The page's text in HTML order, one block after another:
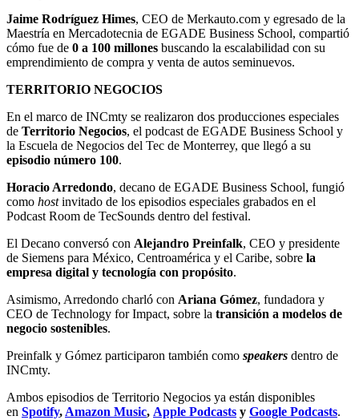
Jaime Rodríguez Himes, CEO de Merkauto.com y egresado de la
Maestría en Mercadotecnia de EGADE Business School, compartió
cómo fue de 0 a 100 millones buscando la escalabilidad con su
emprendimiento de compra y venta de autos seminuevos.
TERRITORIO NEGOCIOS
En el marco de INCmty se realizaron dos producciones especiales
de Territorio Negocios, el podcast de EGADE Business School y
la Escuela de Negocios del Tec de Monterrey, que llegó a su
episodio número 100.
Horacio Arredondo, decano de EGADE Business School, fungió
como hostinvitado de los episodios especiales grabados en el
Podcast Room de TecSounds dentro del festival.
El Decano conversó con Alejandro Preinfalk, CEO y presidente
de Siemens para México, Centroamérica y el Caribe, sobre la
empresa digital y tecnología con propósito.
Asimismo, Arredondo charló con Ariana Gómez, fundadora y
CEO de Technology for Impact, sobre la transición a modelos de
negocio sostenibles.
Preinfalk y Gómez participaron también como speakers dentro de
INCmty.
Ambos episodios de Territorio Negocios ya están disponibles
en Spotify,Amazon Music, Apple Podcasts y Google Podcasts.